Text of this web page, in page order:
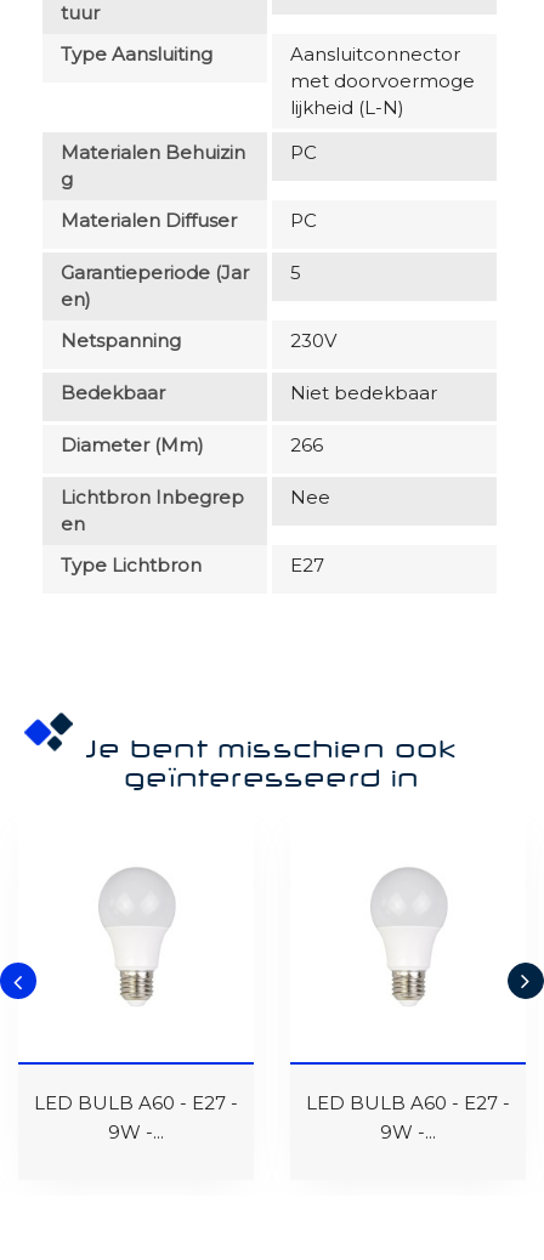
Tuur
Type Aansluiting
Aansluitconnector
met doorvoermoge
lijkheid (L-N)
Materialen Behuizin
G
PC
Materialen Diffuser PC
Garantieperiode (jar
En)
5
Netspanning 230V
Bedekbaar Niet bedekbaar
Diameter (mm) 266
Lichtbron Inbegrep
En
Nee
Type Lichtbron E27
Je bent misschien ook
geïnteresseerd in
LED BULB A60 - E27 -
9W -...
LED BULB A60 - E27 -
9W -...